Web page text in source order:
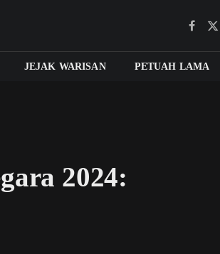
X
JEJAK WARISAN PETUAH LAMA
2024: